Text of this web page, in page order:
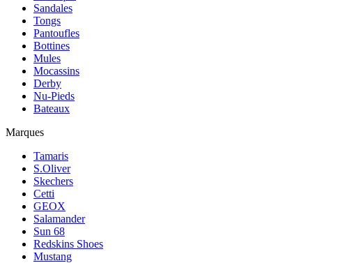
Sandales
Tongs
Pantoufles
Bottines
Mules
Mocassins
Derby
Nu-Pieds
Bateaux
Marques
Tamaris
S.Oliver
Skechers
Cetti
GEOX
Salamander
Sun 68
Redskins Shoes
Mustang